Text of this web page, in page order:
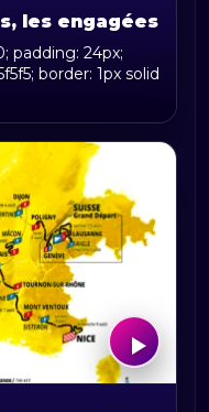
les engagées
padding: 24px;
border: 1px solid